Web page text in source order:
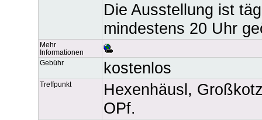
Die Ausstellung ist
mindestens 20 Uhr
Mehr
Informationen
Gebühr
kostenlos
Treffpunkt
Hexenhäusl,
OPf.